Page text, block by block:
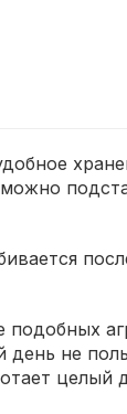
не
целый